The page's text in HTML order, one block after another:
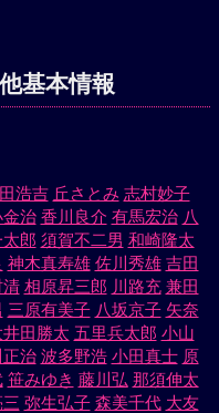
が見られた。
基本情報
浩吉 丘さとみ 志村妙子
治 香川良介 有馬宏治 八
郎 須賀不二男 和崎隆太
神木真寿雄 佐川秀雄 吉田
清 相原昇三郎 川路充 兼田
三原有美子 八坂京子 矢奈
井田勝太 五里兵太郎 小山
治 波多野浩 小田真士 原
笹みゆき 藤川弘 那須伸太
弥生弘子 森美千代 大友